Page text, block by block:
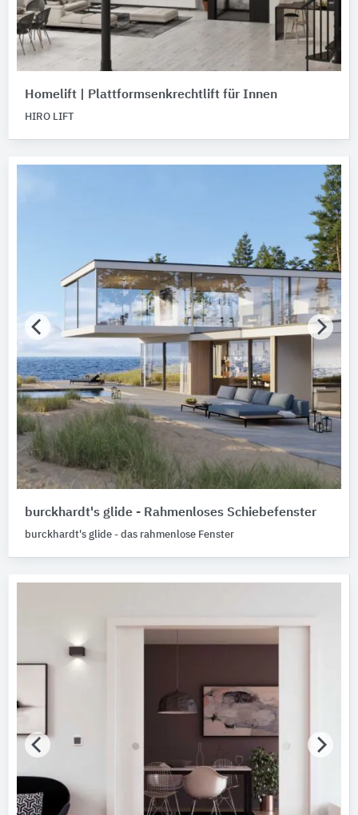
Homelift | Plattformsenkrechtlift für Innen
HIRO LIFT
burckhardt's glide - Rahmenloses Schiebefenster
burckhardt's glide - das rahmenlose Fenster